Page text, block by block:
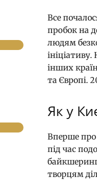
Все
пробок на
людям
інших
та Європі.
Як у
Вперше про
під час
творцям